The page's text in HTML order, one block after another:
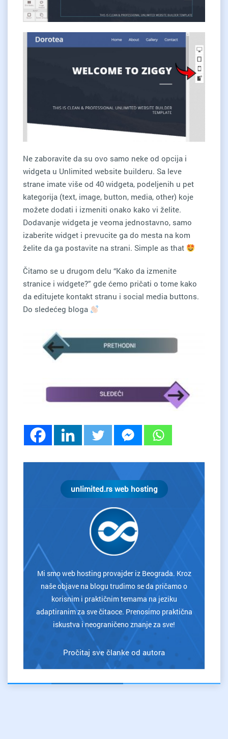
Ne zaboravite da su ovo samo neke od opcija i
widgeta u Unlimited website builderu. Sa leve
strane imate više od 40 widgeta, podeljenih u pet
kategorija (text, image, button, media, other) koje
možete dodati i izmeniti onako kako vi želite.
Dodavanje widgeta je veoma jednostavno, samo
izaberite widget i prevucite ga do mesta na kom
želite da ga postavite na strani. Simple as that
Čitamo se u drugom delu “Kako da izmenite
stranice i widgete?” gde ćemo pričati o tome kako
da editujete kontakt stranu i social media buttons.
Do sledećeg bloga
unlimited.rs web hosting
Mi smo web hosting provajder iz Beograda. Kroz
naše objave na blogu trudimo se da pričamo o
korisnim i praktičnim temama na jeziku
adaptiranim za sve čitaoce. Prenosimo praktična
iskustva i neograničeno znanje za sve!
Pročitaj sve članke od autora